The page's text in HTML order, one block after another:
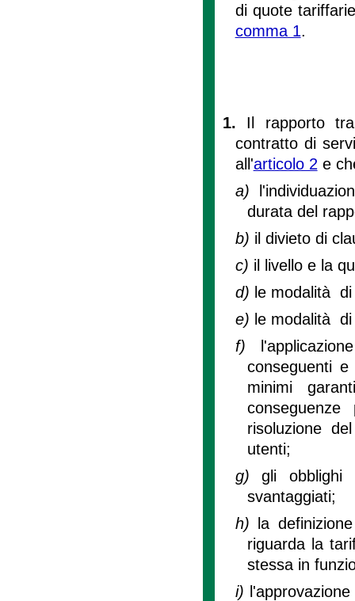
di quote
comma 1.
1. Il rapporto
contratto di
all'articolo 2 e
a)
durata del
b) il divieto di
c) il livello e la
d) le modalità
e) le modalità
f)
conseguenti
minimi
risoluzione
utenti;
g)gli obblighi
svantaggiati;
h)
la
riguarda la
stessa in
i)